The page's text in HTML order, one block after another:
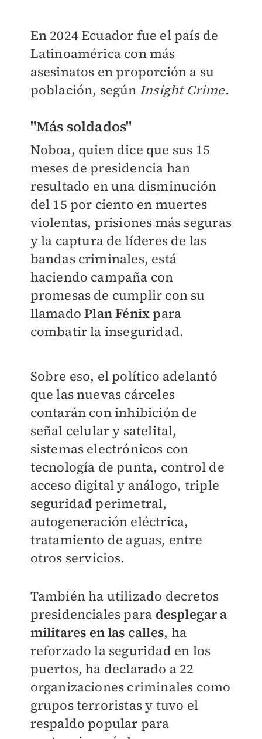
En 2024 Ecuador fue el país de
Latinoamérica con más
asesinatos en proporción a su
población, según Insight Crime.
"Más soldados"
Noboa, quien dice que sus 15
meses de presidencia han
resultado en una disminución
del 15 por ciento en muertes
violentas, prisiones más seguras
y la captura de líderes de las
bandas criminales, está
haciendo campaña con
promesas de cumplir con su
llamadoPlan Fénix para
combatir la inseguridad.
Sobre eso, el político adelantó
que las nuevas cárceles
contarán con inhibición de
señal celular y satelital,
sistemas electrónicos con
tecnología de punta, control de
acceso digital y análogo, triple
seguridad perimetral,
autogeneración eléctrica,
tratamiento de aguas, entre
otros servicios.
También ha utilizado decretos
presidenciales para desplegar a
militares en las calles, ha
reforzado la seguridad en los
puertos, ha declarado a 22
organizaciones criminales como
grupos terroristas y tuvo el
respaldo popular para